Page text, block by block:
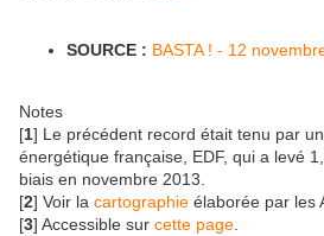
SOURCE : BASTA ! - 12
Notes
[1] Le précédent record était tenu par
énergétique française, EDF, qui a levé
biais en novembre 2013.
[2] Voir la cartographie élaborée par les
[3] Accessible sur cette page.